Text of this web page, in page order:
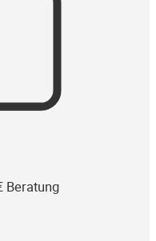
Beratung